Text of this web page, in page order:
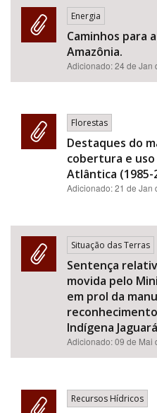
Energia
Caminhos para
Amazônia.
Adicionado:24 de Jan
Florestas
Destaques do
cobertura e
Atlântica (1985-
Adicionado:21 de Jan
Situação das Terras
Sentença
movida pelo
em prol da
Indígena
Adicionado:09 de Mai
Recursos Hídricos